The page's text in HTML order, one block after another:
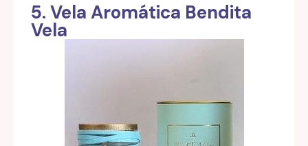
5. Vela Aromática Bendita
Vela